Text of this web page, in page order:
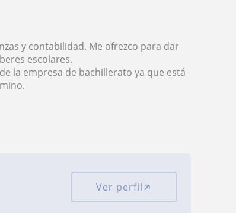
y contabilidad. Me ofrezco para dar
escolares.
la empresa de bachillerato ya que está
Ver perfil